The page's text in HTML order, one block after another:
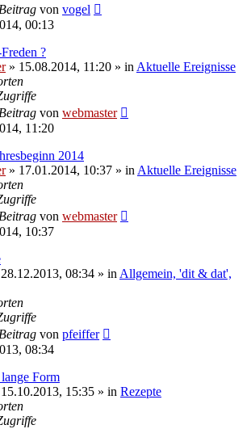
von vogel
00:13
?
» 15.08.2014, 11:20 » in Aktuelle Ereignisse
von webmaster
11:20
2014
» 17.01.2014, 10:37 » in Aktuelle Ereignisse
von webmaster
10:37
08:34 » in Allgemein, 'dit & dat',
von pfeiffer
08:34
Form
15:35 » in Rezepte